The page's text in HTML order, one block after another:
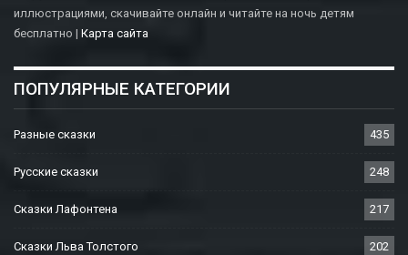
иллюстрациями, скачивайте онлайн и читайте на ночь детям
бесплатно | Карта сайта
ПОПУЛЯРНЫЕ КАТЕГОРИИ
Разные сказки 435
Русские сказки 248
Сказки Лафонтена 217
Сказки Льва Толстого 202